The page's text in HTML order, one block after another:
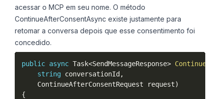
acessar o MCP em seu nome. O método
ContinueAfterConsentAsync existe justamente para
retomar a conversa depois que esse consentimento foi
concedido.
public async Task<SendMessageResponse>
string conversationId ,
    ContinueAfterConsentRequest request
)
{